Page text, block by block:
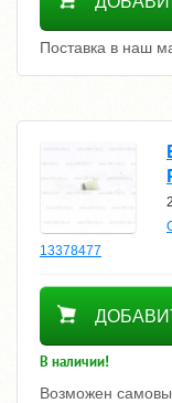
Поставка в наш
13378477
1110
В наличии!
Возможен